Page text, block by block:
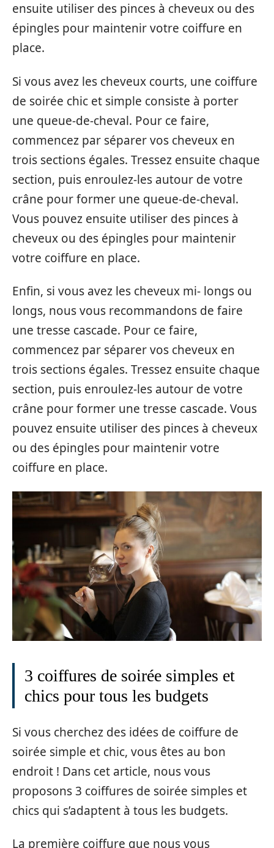
ensuite utiliser des pinces à cheveux ou des
épingles pour maintenir votre coiffure en
place.
Si vous avez les cheveux courts, une coiffure
de soirée chic et simple consiste à porter
une queue-de-cheval. Pour ce faire,
commencez par séparer vos cheveux en
trois sections égales. Tressez ensuite chaque
section, puis enroulez-les autour de votre
crâne pour former une queue-de-cheval.
Vous pouvez ensuite utiliser des pinces à
cheveux ou des épingles pour maintenir
votre coiffure en place.
Enfin, si vous avez les cheveux mi- longs ou
longs, nous vous recommandons de faire
une tresse cascade. Pour ce faire,
commencez par séparer vos cheveux en
trois sections égales. Tressez ensuite chaque
section, puis enroulez-les autour de votre
crâne pour former une tresse cascade. Vous
pouvez ensuite utiliser des pinces à cheveux
ou des épingles pour maintenir votre
coiffure en place.
3 coiffures de soirée simples et
chics pour tous les budgets
Si vous cherchez des idées de coiffure de
soirée simple et chic, vous êtes au bon
endroit ! Dans cet article, nous vous
proposons 3 coiffures de soirée simples et
chics qui s’adaptent à tous les budgets.
La première coiffure que nous vous